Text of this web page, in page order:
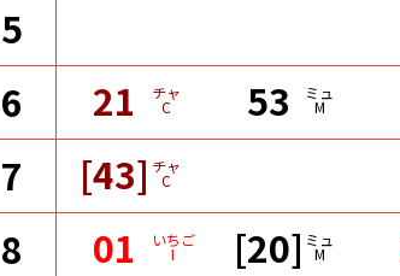
5
6
21 チャ
C 53 ミュ
M
7 [43] チャ
C
8 01 いちご
I [20] ミュ
M